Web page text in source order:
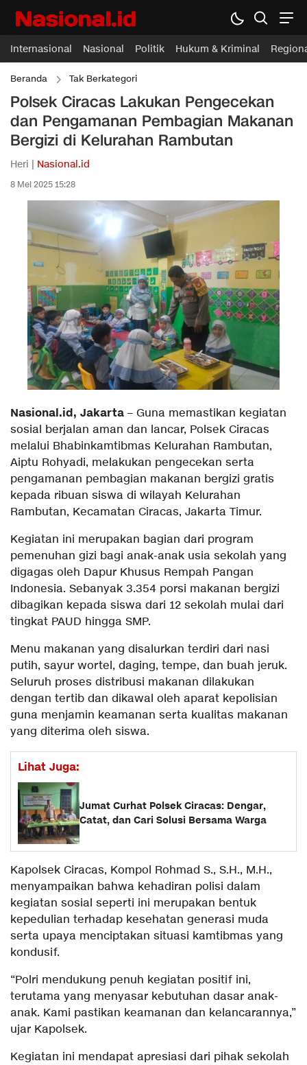
Internasional Nasional Politik Hukum & Kriminal
Beranda Tak Berkategori
Polsek Ciracas Lakukan Pengecekan
dan Pengamanan Pembagian Makanan
Bergizi di Kelurahan Rambutan
Heri | Nasional.id
8 Mei 2025 15:28
Nasional.id, Jakarta – Guna memastikan kegiatan
sosial berjalan aman dan lancar, Polsek Ciracas
melalui Bhabinkamtibmas Kelurahan Rambutan,
Aiptu Rohyadi, melakukan pengecekan serta
pengamanan pembagian makanan bergizi gratis
kepada ribuan siswa di wilayah Kelurahan
Rambutan, Kecamatan Ciracas, Jakarta Timur.
Kegiatan ini merupakan bagian dari program
pemenuhan gizi bagi anak-anak usia sekolah yang
digagas oleh Dapur Khusus Rempah Pangan
Indonesia. Sebanyak 3.354 porsi makanan bergizi
dibagikan kepada siswa dari 12 sekolah mulai dari
tingkat PAUD hingga SMP.
Menu makanan yang disalurkan terdiri dari nasi
putih, sayur wortel, daging, tempe, dan buah jeruk.
Seluruh proses distribusi makanan dilakukan
dengan tertib dan dikawal oleh aparat kepolisian
guna menjamin keamanan serta kualitas makanan
yang diterima oleh siswa.
Lihat Juga:
Jumat Curhat Polsek Ciracas: Dengar,
Catat, dan Cari Solusi Bersama Warga
Kapolsek Ciracas, Kompol Rohmad S., S.H., M.H.,
menyampaikan bahwa kehadiran polisi dalam
kegiatan sosial seperti ini merupakan bentuk
kepedulian terhadap kesehatan generasi muda
serta upaya menciptakan situasi kamtibmas yang
kondusif.
“Polri mendukung penuh kegiatan positif ini,
terutama yang menyasar kebutuhan dasar anak-
anak. Kami pastikan keamanan dan kelancarannya,”
ujar Kapolsek.
Kegiatan ini mendapat apresiasi dari pihak sekolah